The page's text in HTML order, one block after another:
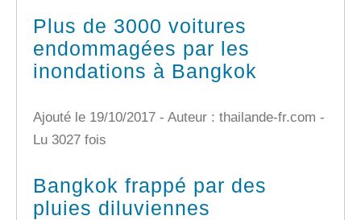
Plus de 3000 voitures
endommagées par les
inondations à Bangkok
Ajouté le 19/10/2017 - Auteur : thailande-fr.com -
Lu 3027 fois
Bangkok frappé par des
pluies diluviennes